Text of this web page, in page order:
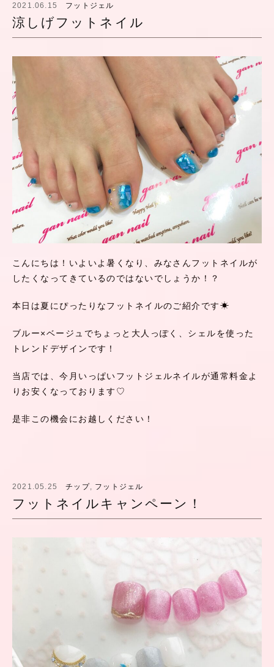
2021.06.15 フットジェル
涼しげフットネイル
こんにちは！いよいよ暑くなり、みなさんフットネイルが
したくなってきているのではないでしょうか！？
本日は夏にぴったりなフットネイルのご紹介です☀
ブルー×ベージュでちょっと大人っぽく、シェルを使った
トレンドデザインです！
当店では、今月いっぱいフットジェルネイルが通常料金よ
りお安くなっております♡
是非この機会にお越しください！
2021.05.25チップ, フットジェル
フットネイルキャンペーン！